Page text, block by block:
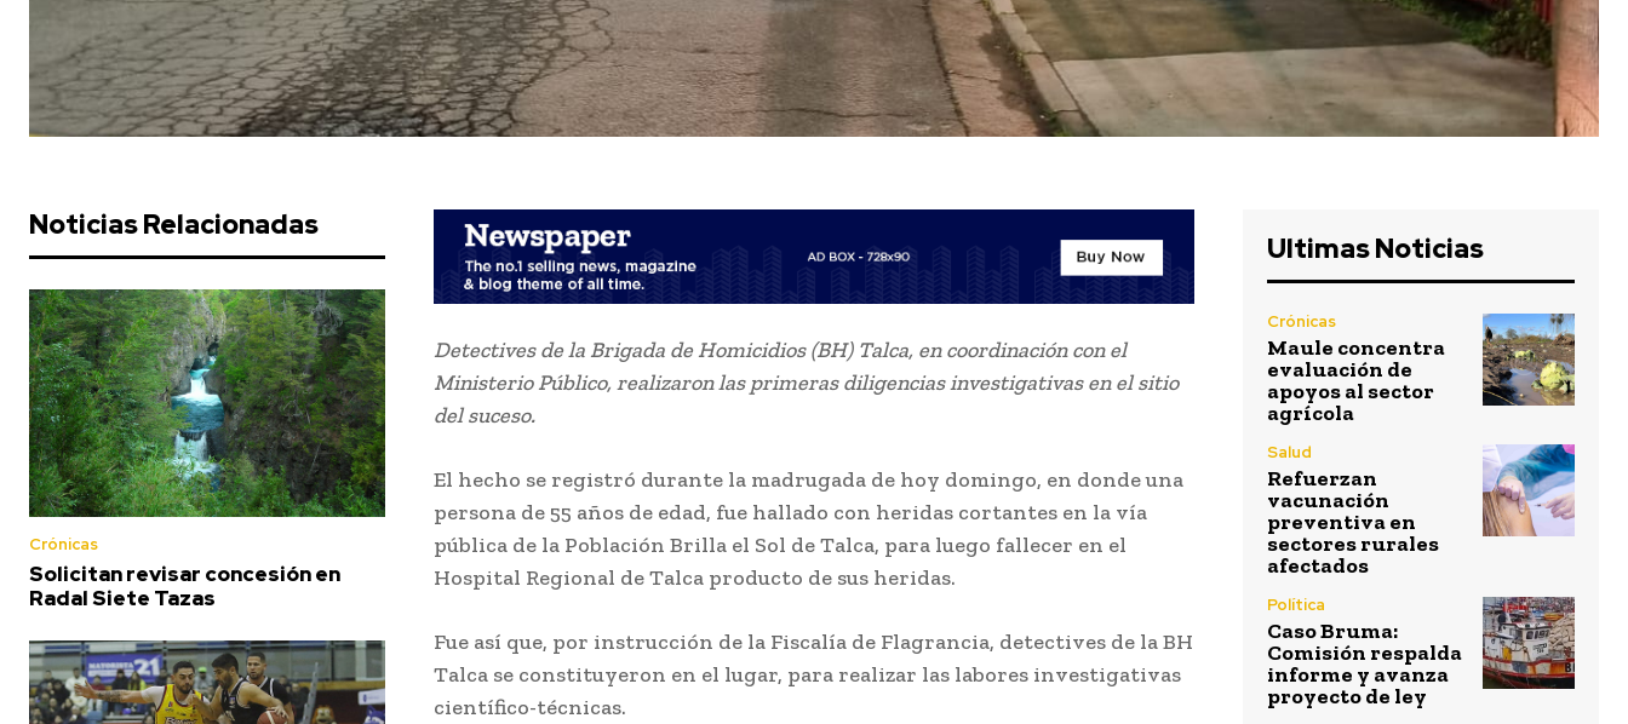
Noticias Relacionadas
Crónicas
Solicitan revisar concesión en
Radal Siete Tazas
Detectives de la Brigada de Homicidios (BH) Talca, en coordinación con el
Ministerio Público, realizaron las primeras diligencias investigativas en el sitio
del suceso.
El hecho se registró durante la madrugada de hoy domingo, en donde una
persona de 55 años de edad, fue hallado con heridas cortantes en la vía
pública de la Población Brilla el Sol de Talca, para luego fallecer en el
Hospital Regional de Talca producto de sus heridas.
Fue así que, por instrucción de la Fiscalía de Flagrancia, detectives de la BH
Talca se constituyeron en el lugar, para realizar las labores investigativas
científico-técnicas.
Ultimas Noticias
Crónicas
Maule concentra
evaluación de
apoyos al sector
agrícola
Salud
Refuerzan
vacunación
preventiva en
sectores rurales
afectados
Política
Caso Bruma:
Comisión respalda
informe y avanza
proyecto de ley